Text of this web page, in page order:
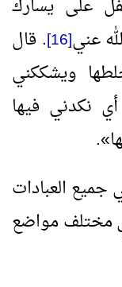
على يسارك
عني[16]
. قال
ويشككني
نكدني فيها
»
.
العبادات
في مختلف مواضع